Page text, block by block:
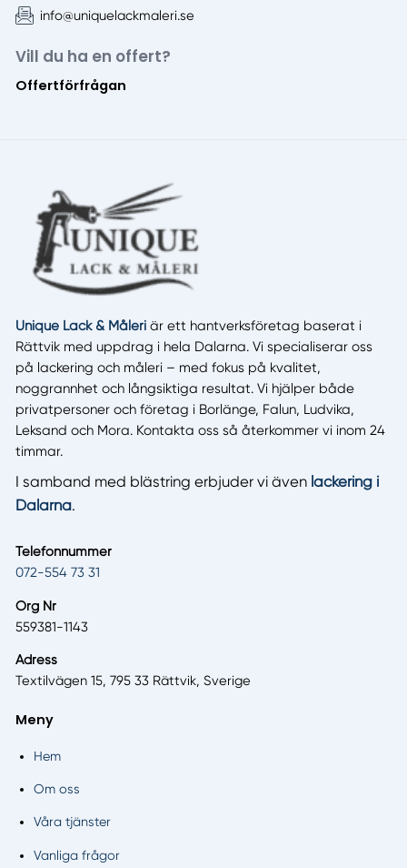
info@uniquelackmaleri.se
Vill du ha en offert?
Offertförfrågan
Unique Lack & Måleri är ett hantverksföretag baserat i
Rättvik med uppdrag i hela Dalarna. Vi specialiserar oss
på lackering och måleri – med fokus på kvalitet,
noggrannhet och långsiktiga resultat. Vi hjälper både
privatpersoner och företag i Borlänge, Falun, Ludvika,
Leksand och Mora. Kontakta oss så återkommer vi inom 24
timmar.
I samband med blästring erbjuder vi även lackering i
Dalarna.
Telefonnummer
072-554 73 31
Org Nr
559381-1143
Adress
Textilvägen 15, 795 33 Rättvik, Sverige
Meny
Hem
Om oss
Våra tjänster
Vanliga frågor